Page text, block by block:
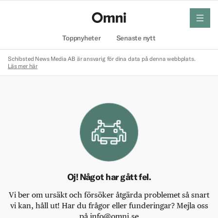
Toppnyheter Senaste nytt
meny
Schibsted News Media AB är ansvarig för dina data på denna webbplats.
Läs mer här
Oj! Något har gått fel.
Vi ber om ursäkt och försöker åtgärda problemet så snart
vi kan, håll ut! Har du frågor eller funderingar? Mejla oss